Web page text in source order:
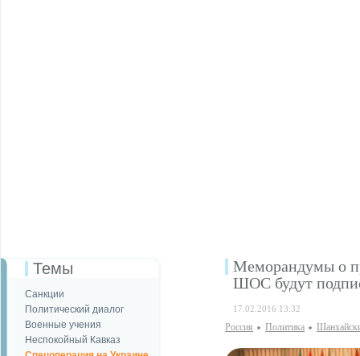
Темы
Санкции
Политический диалог
Военные учения
Неспокойный Кавказ
Меморандумы о
ШОС будут
17.02.2016 13:32
Россия Политика